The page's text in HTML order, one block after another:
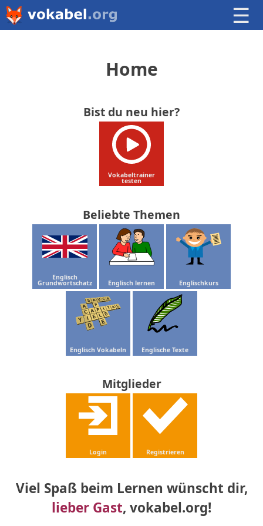
☰
Home
Bist du neu hier?
Vokabeltrainer
testen
Beliebte Themen
Englisch
Grundwortschatz Englisch lernen Englischkurs
Englisch Vokabeln Englische Texte
Mitglieder
Login Registrieren
Viel Spaß beim Lernen wünscht dir,
lieber Gast, vokabel.org!